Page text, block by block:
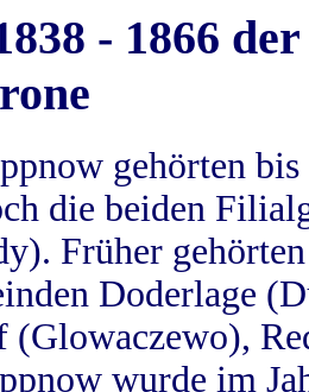
- 1866
gehörten
die beiden
Früher
Doderlage
wurde im